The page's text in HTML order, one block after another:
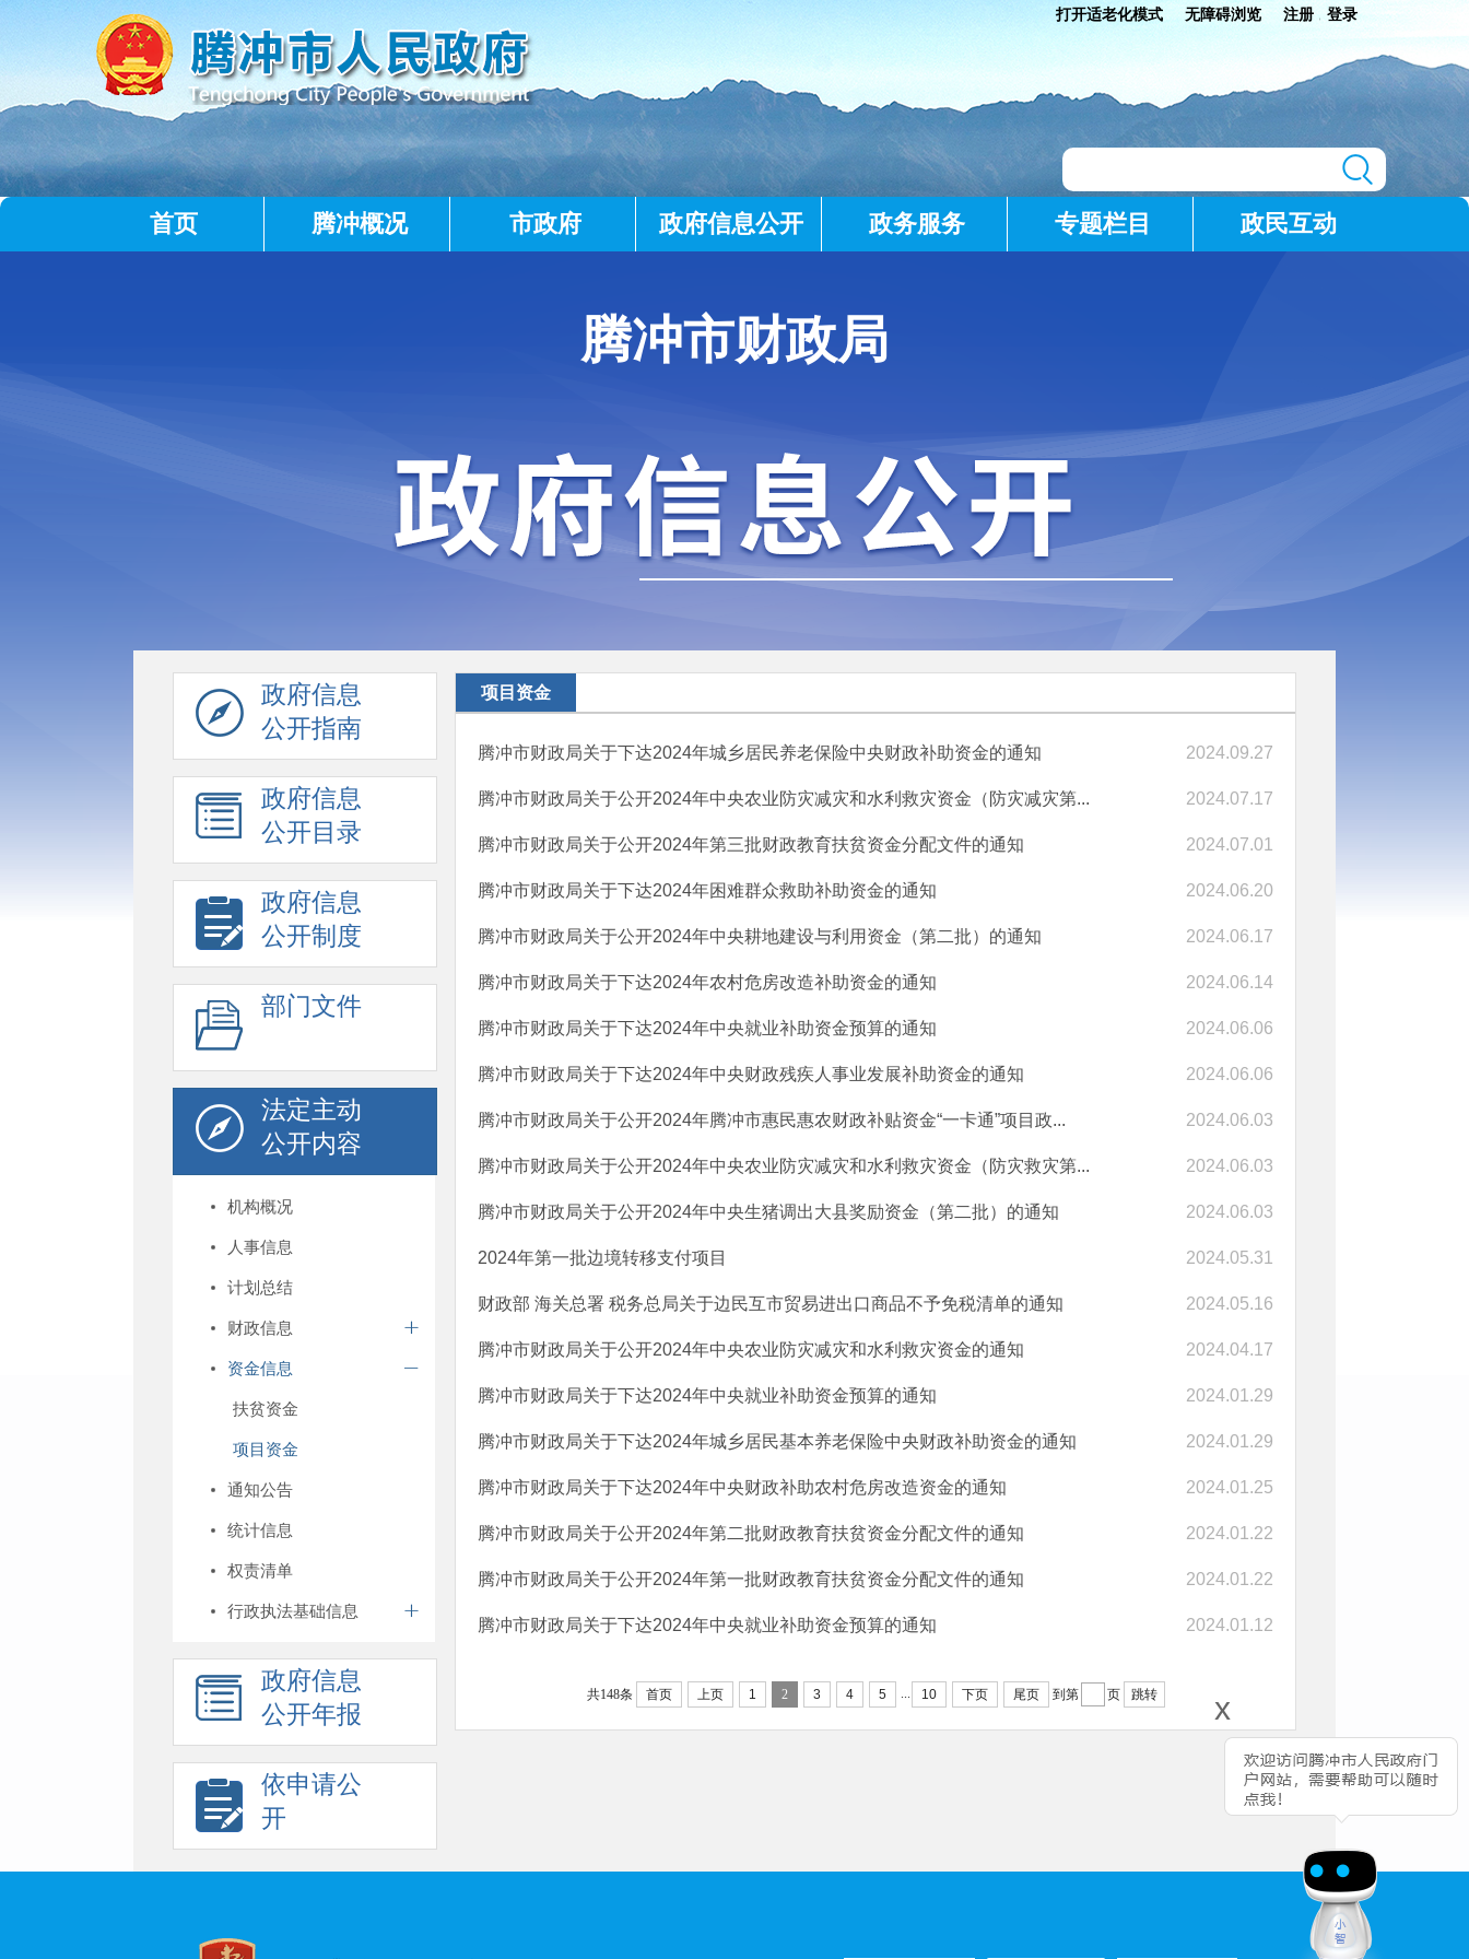
打开适老化模式 无障碍浏览 注册 登录
x
首页 腾冲概况 市政府 政府信息公开 政务服务 专题栏目 政民互动
腾冲市财政局
政府信息
公开指南
政府信息
公开目录
政府信息
公开制度
部门文件
法定主动
公开内容
机构概况
人事信息
计划总结
财政信息
资金信息
扶贫资金
项目资金
通知公告
统计信息
权责清单
行政执法基础信息
政府信息
公开年报
依申请公
开
项目资金
腾冲市财政局关于下达2024年城乡居民养老保险中央财政补助资金的通知 2024.09.27
腾冲市财政局关于公开2024年中央农业防灾减灾和水利救灾资金（防灾减灾第... 2024.07.17
腾冲市财政局关于公开2024年第三批财政教育扶贫资金分配文件的通知 2024.07.01
腾冲市财政局关于下达2024年困难群众救助补助资金的通知 2024.06.20
腾冲市财政局关于公开2024年中央耕地建设与利用资金（第二批）的通知 2024.06.17
腾冲市财政局关于下达2024年农村危房改造补助资金的通知 2024.06.14
腾冲市财政局关于下达2024年中央就业补助资金预算的通知 2024.06.06
腾冲市财政局关于下达2024年中央财政残疾人事业发展补助资金的通知 2024.06.06
腾冲市财政局关于公开2024年腾冲市惠民惠农财政补贴资金“一卡通”项目政... 2024.06.03
腾冲市财政局关于公开2024年中央农业防灾减灾和水利救灾资金（防灾救灾第... 2024.06.03
腾冲市财政局关于公开2024年中央生猪调出大县奖励资金（第二批）的通知 2024.06.03
2024年第一批边境转移支付项目 2024.05.31
财政部 海关总署 税务总局关于边民互市贸易进出口商品不予免税清单的通知 2024.05.16
腾冲市财政局关于公开2024年中央农业防灾减灾和水利救灾资金的通知 2024.04.17
腾冲市财政局关于下达2024年中央就业补助资金预算的通知 2024.01.29
腾冲市财政局关于下达2024年城乡居民基本养老保险中央财政补助资金的通知 2024.01.29
腾冲市财政局关于下达2024年中央财政补助农村危房改造资金的通知 2024.01.25
腾冲市财政局关于公开2024年第二批财政教育扶贫资金分配文件的通知 2024.01.22
腾冲市财政局关于公开2024年第一批财政教育扶贫资金分配文件的通知 2024.01.22
腾冲市财政局关于下达2024年中央就业补助资金预算的通知 2024.01.12
共148条 首页 上页 1 2 3 4 5 10 下页 尾页 到第 页 跳转